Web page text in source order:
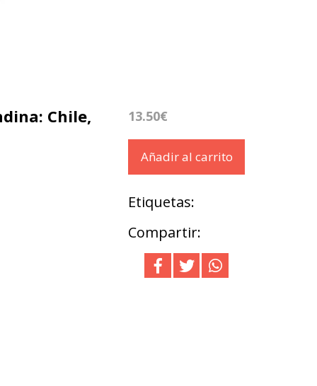
Chile, 13.50€
Añadir al carrito
Etiquetas:
Compartir: